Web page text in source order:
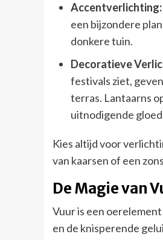
Accentverlichting:
een bijzondere
donkere tuin.
Decoratieve
festivals ziet,
terras. Lantaarns
uitnodigende
Kies altijd voor
van kaarsen of een
De Magie van
Vuur is een
en de knisperende